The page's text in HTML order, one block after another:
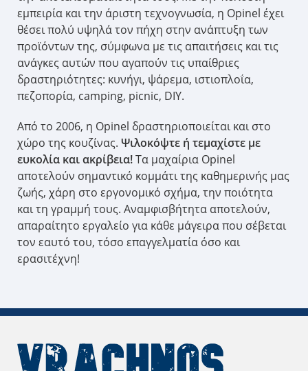
εμπειρία και την άριστη τεχνογνωσία, η Opinel έχει
θέσει πολύ υψηλά τον πήχη στην ανάπτυξη των
προϊόντων της, σύμφωνα με τις απαιτήσεις και τις
ανάγκες αυτών που αγαπούν τις υπαίθριες
δραστηριότητες: κυνήγι, ψάρεμα, ιστιοπλοΐα,
πεζοπορία, camping, picnic, DIY.
Από το 2006, η Opinel δραστηριοποιείται και στο
χώρο της κουζίνας.Ψιλοκόψτε ή τεμαχίστε με
ευκολία και ακρίβεια!Τα μαχαίρια Opinel
αποτελούν σημαντικό κομμάτι της καθημερινής μας
ζωής, χάρη στο εργονομικό σχήμα, την ποιότητα
και τη γραμμή τους. Αναμφισβήτητα αποτελούν,
απαραίτητο εργαλείο για κάθε μάγειρα που σέβεται
τον εαυτό του, τόσο επαγγελματία όσο και
ερασιτέχνη!